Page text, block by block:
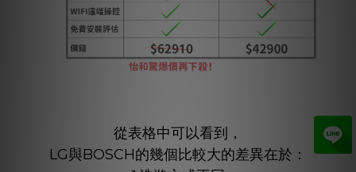
從表格中可以看到，
LG與BOSCH的幾個比較大的差異在於：